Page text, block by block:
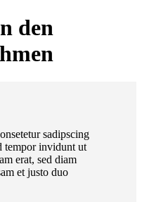
den
sadipscing
tempor invidunt ut
erat, sed diam
et justo duo